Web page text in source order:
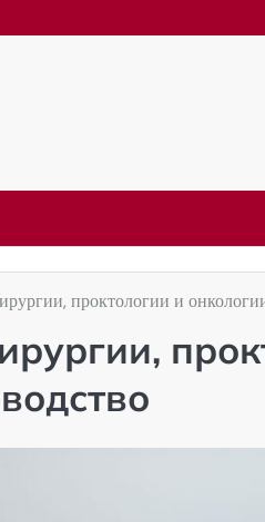
проктологии и